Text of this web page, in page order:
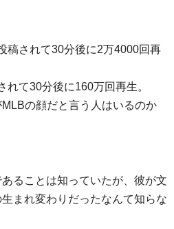
稿されて30分後に2万4000回再
れて30分後に160万回再生。
の顔だと言う人はいるのか
ることは知っていたが、彼が文
まれ変わりだったなんて知らな